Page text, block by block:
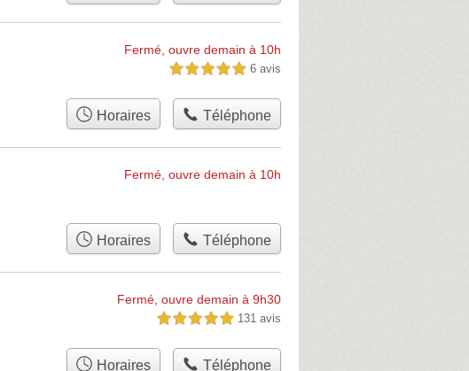
Fermé, ouvre demain à 10h
5,0 étoiles sur 5 6 avis
Horaires Téléphone
Fermé, ouvre demain à 10h
Horaires Téléphone
Fermé, ouvre demain à 9h30
5,0 étoiles sur 5 131 avis
Horaires Téléphone